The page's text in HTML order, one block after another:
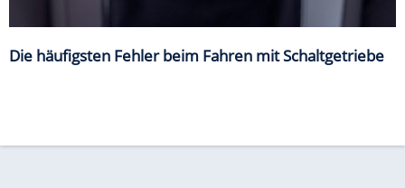
Die häufigsten Fehler beim Fahren mit Schaltgetriebe